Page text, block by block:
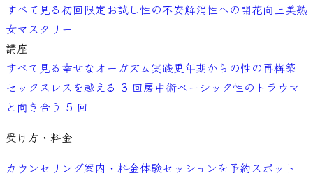
すべて見る 初回限定お試し性の不安解消性への開花向上美熟
女マスタリー
講座
すべて見る 幸せなオーガズム実践更年期からの性の再構築
セックスレスを越える 3 回房中術ベーシック性のトラウマ
と向き合う 5 回
受け方・料金
カウンセリング案内・料金体験セッションを予約スポット